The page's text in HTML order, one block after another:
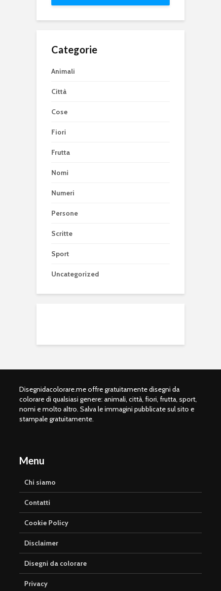
Categorie
Animali
Città
Cose
Fiori
Frutta
Nomi
Numeri
Persone
Scritte
Sport
Uncategorized
Disegnidacolorare.me offre gratuitamente disegni da
colorare di qualsiasi genere: animali, città, fiori, frutta, sport,
nomi e molto altro. Salva le immagini pubblicate sul sito e
stampale gratuitamente.
Menu
Chi siamo
Contatti
Cookie Policy
Disclaimer
Disegni da colorare
Privacy